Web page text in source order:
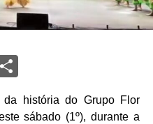
LinkedIn
história do Grupo Flor
sábado (1º), durante a